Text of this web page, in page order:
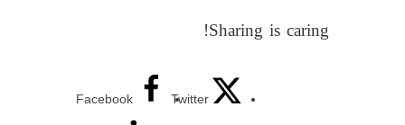
Sharing is caring!
Facebook Twitter